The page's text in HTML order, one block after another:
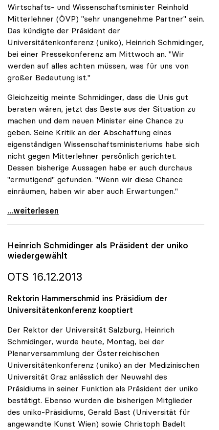
Wirtschafts- und Wissenschaftsminister Reinhold
Mitterlehner (ÖVP) "sehr unangenehme Partner" sein.
Das kündigte der Präsident der
Universitätenkonferenz (uniko), Heinrich Schmidinger,
bei einer Pressekonferenz am Mittwoch an. "Wir
werden auf alles achten müssen, was für uns von
großer Bedeutung ist."
Gleichzeitig meinte Schmidinger, dass die Unis gut
beraten wären, jetzt das Beste aus der Situation zu
machen und dem neuen Minister eine Chance zu
geben. Seine Kritik an der Abschaffung eines
eigenständigen Wissenschaftsministeriums habe sich
nicht gegen Mitterlehner persönlich gerichtet.
Dessen bisherige Aussagen habe er auch durchaus
"ermutigend" gefunden. "Wenn wir diese Chance
einräumen, haben wir aber auch Erwartungen."
Regierung - Rektoren: \"Werden sehr unangenehme
...weiterlesen
Heinrich Schmidinger als Präsident der uniko
wiedergewählt
OTS 16.12.2013
Rektorin Hammerschmid ins Präsidium der
Universitätenkonferenz kooptiert
Der Rektor der Universität Salzburg, Heinrich
Schmidinger, wurde heute, Montag, bei der
Plenarversammlung der Österreichischen
Universitätenkonferenz (uniko) an der Medizinischen
Universität Graz anlässlich der Neuwahl des
Präsidiums in seiner Funktion als Präsident der uniko
bestätigt. Ebenso wurden die bisherigen Mitglieder
des uniko-Präsidiums, Gerald Bast (Universität für
angewandte Kunst Wien) sowie Christoph Badelt